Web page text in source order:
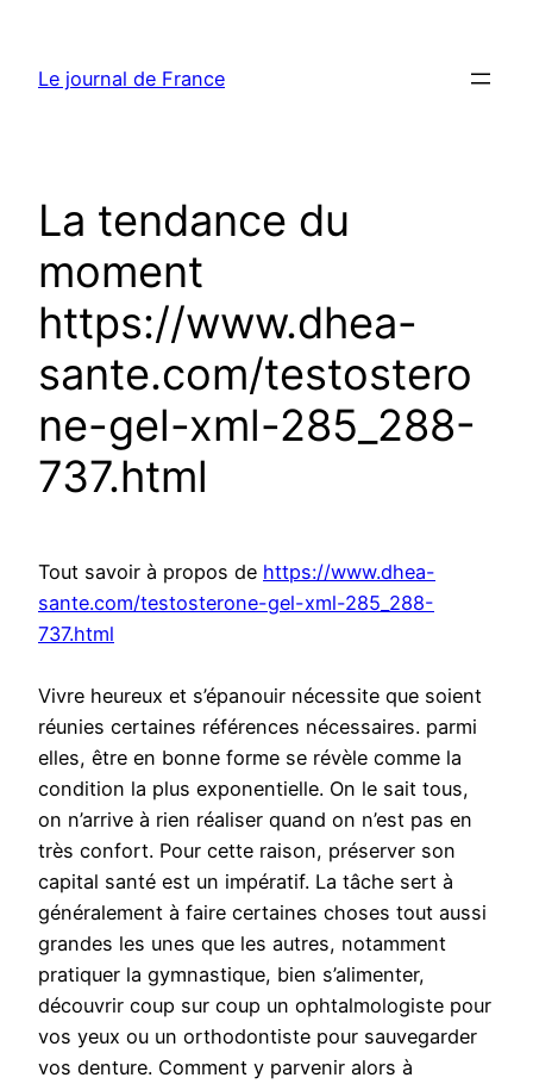
contenu
Le journal de France
La tendance du
moment
https://www.dhea-
sante.com/testostero
ne-gel-xml-285_288-
737.html
Tout savoir à propos de https://www.dhea-
sante.com/testosterone-gel-xml-285_288-
737.html
Vivre heureux et s’épanouir nécessite que soient
réunies certaines références nécessaires. parmi
elles, être en bonne forme se révèle comme la
condition la plus exponentielle. On le sait tous,
on n’arrive à rien réaliser quand on n’est pas en
très confort. Pour cette raison, préserver son
capital santé est un impératif. La tâche sert à
généralement à faire certaines choses tout aussi
grandes les unes que les autres, notamment
pratiquer la gymnastique, bien s’alimenter,
découvrir coup sur coup un ophtalmologiste pour
vos yeux ou un orthodontiste pour sauvegarder
vos denture. Comment y parvenir alors à